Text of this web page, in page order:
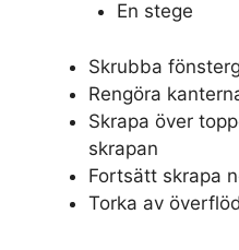
En stege
Skrubba
Rengöra
Skrapa över
skrapan
Fortsätt skrapa
Torka av